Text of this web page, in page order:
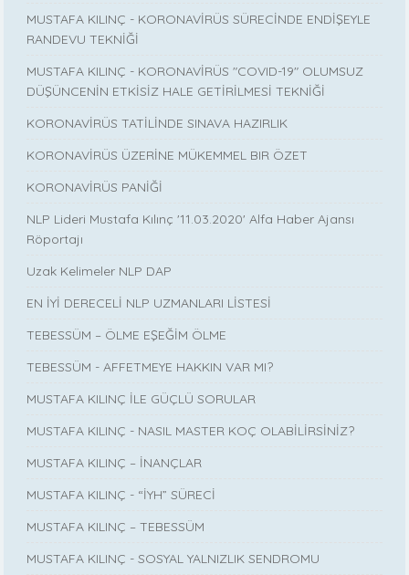
MUSTAFA KILINÇ - KORONAVİRÜS SÜRECİNDE ENDİŞEYLE
RANDEVU TEKNİĞİ
MUSTAFA KILINÇ - KORONAVİRÜS "COVID-19" OLUMSUZ
DÜŞÜNCENİN ETKİSİZ HALE GETİRİLMESİ TEKNİĞİ
KORONAVİRÜS TATİLİNDE SINAVA HAZIRLIK
KORONAVİRÜS ÜZERİNE MÜKEMMEL BIR ÖZET
KORONAVİRÜS PANİĞİ
NLP Lideri Mustafa Kılınç '11.03.2020' Alfa Haber Ajansı
Röportajı
Uzak Kelimeler NLP DAP
EN İYİ DERECELİ NLP UZMANLARI LİSTESİ
TEBESSÜM – ÖLME EŞEĞİM ÖLME
TEBESSÜM - AFFETMEYE HAKKIN VAR MI?
MUSTAFA KILINÇ İLE GÜÇLÜ SORULAR
MUSTAFA KILINÇ - NASIL MASTER KOÇ OLABİLİRSİNİZ?
MUSTAFA KILINÇ – İNANÇLAR
MUSTAFA KILINÇ - “İYH” SÜRECİ
MUSTAFA KILINÇ – TEBESSÜM
MUSTAFA KILINÇ - SOSYAL YALNIZLIK SENDROMU